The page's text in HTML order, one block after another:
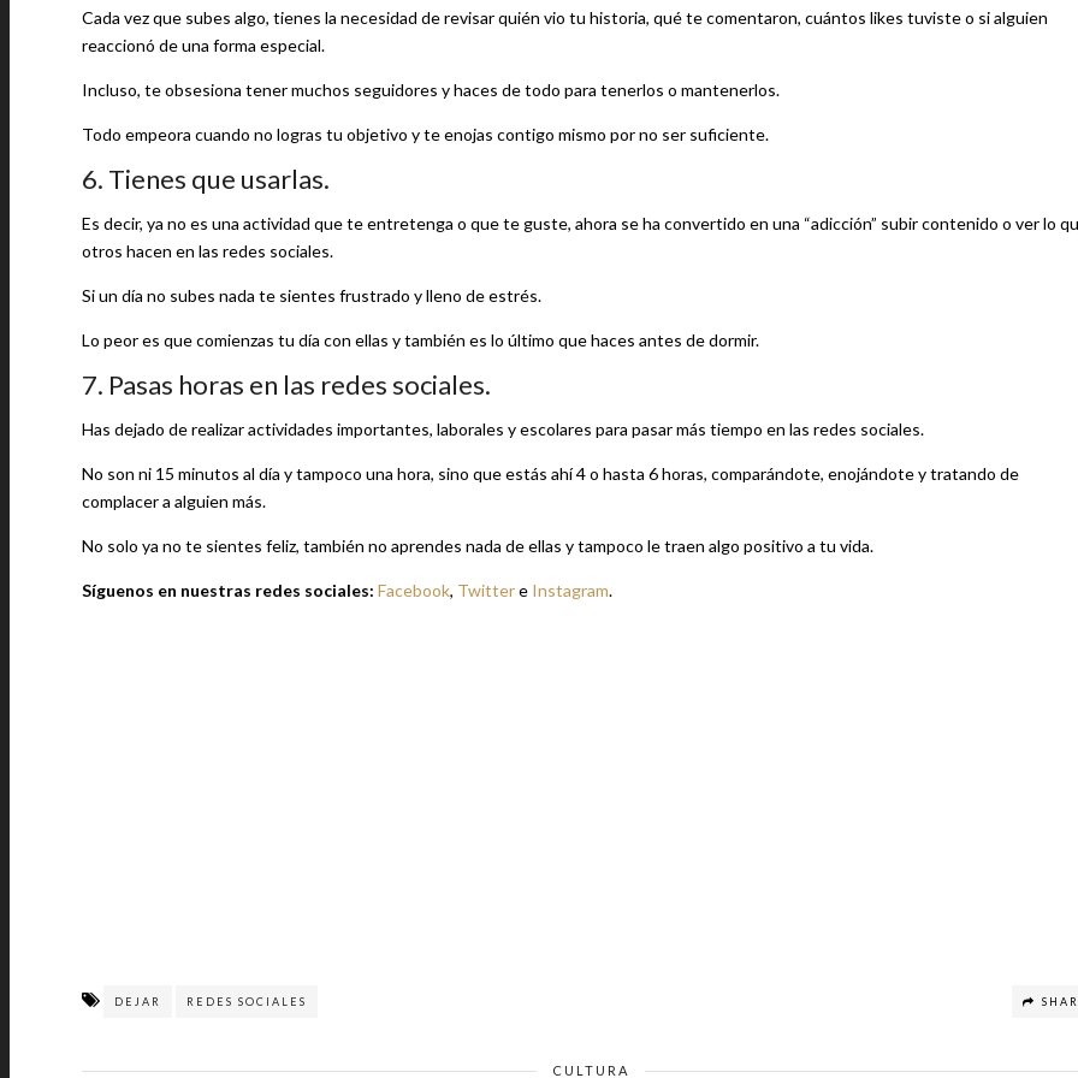
Cada vez que subes algo, tienes la necesidad de revisar quién vio tu historia, qué te comentaron, cuántos likes tuviste o si alguien
reaccionó de una forma especial.
Incluso, te obsesiona tener muchos seguidores y haces de todo para tenerlos o mantenerlos.
Todo empeora cuando no logras tu objetivo y te enojas contigo mismo por no ser suficiente.
6. Tienes que usarlas.
Es decir, ya no es una actividad que te entretenga o que te guste, ahora se ha convertido en una “adicción” subir contenido o ver lo
otros hacen en las redes sociales.
Si un día no subes nada te sientes frustrado y lleno de estrés.
Lo peor es que comienzas tu día con ellas y también es lo último que haces antes de dormir.
7. Pasas horas en las redes sociales.
Has dejado de realizar actividades importantes, laborales y escolares para pasar más tiempo en las redes sociales.
No son ni 15 minutos al día y tampoco una hora, sino que estás ahí 4 o hasta 6 horas, comparándote, enojándote y tratando de
complacer a alguien más.
No solo ya no te sientes feliz, también no aprendes nada de ellas y tampoco le traen algo positivo a tu vida.
Síguenos en nuestras redes sociales: Facebook, Twittere Instagram.
DEJAR REDES SOCIALES
CULTURA